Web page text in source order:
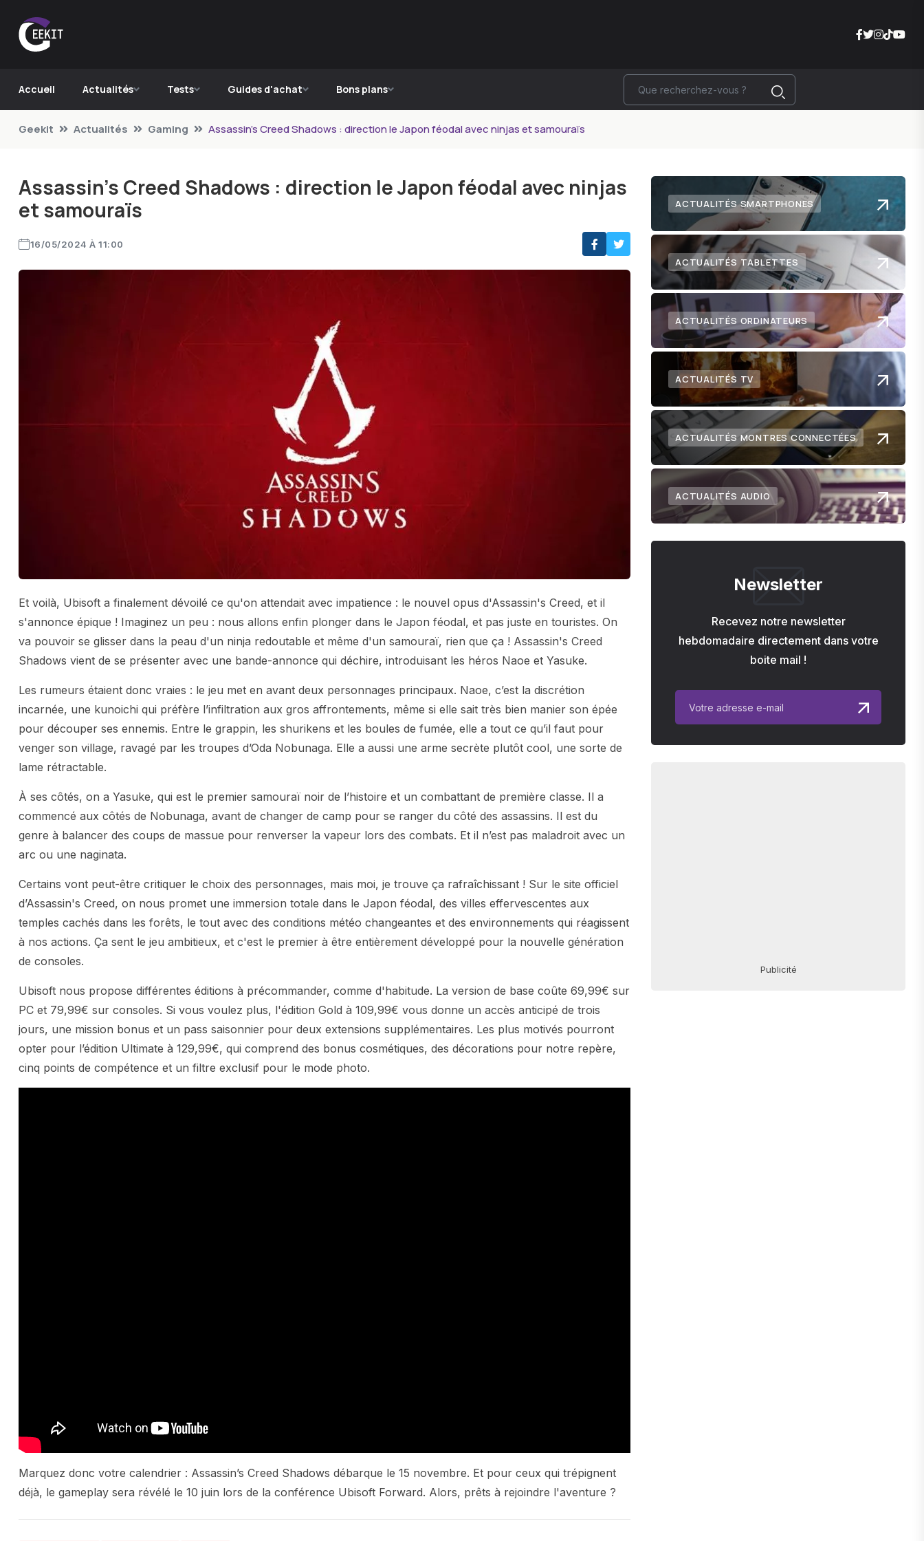
Accueil Actualités Tests Guides d'achat Bons plans
Geekit Actualités Gaming Assassin’s Creed Shadows : direction le Japon féodal avec ninjas et samouraïs
Assassin’s Creed Shadows : direction le Japon féodal avec ninjas
et samouraïs
16/05/2024 À 11:00
Et voilà, Ubisoft a finalement dévoilé ce qu'on attendait avec impatience : le nouvel opus d'Assassin's Creed, et il
s'annonce épique ! Imaginez un peu : nous allons enfin plonger dans le Japon féodal, et pas juste en touristes. On
va pouvoir se glisser dans la peau d'un ninja redoutable et même d'un samouraï, rien que ça ! Assassin's Creed
Shadows vient de se présenter avec une bande-annonce qui déchire, introduisant les héros Naoe et Yasuke.
Les rumeurs étaient donc vraies : le jeu met en avant deux personnages principaux. Naoe, c’est la discrétion
incarnée, une kunoichi qui préfère l’infiltration aux gros affrontements, même si elle sait très bien manier son épée
pour découper ses ennemis. Entre le grappin, les shurikens et les boules de fumée, elle a tout ce qu’il faut pour
venger son village, ravagé par les troupes d’Oda Nobunaga. Elle a aussi une arme secrète plutôt cool, une sorte de
lame rétractable.
À ses côtés, on a Yasuke, qui est le premier samouraï noir de l’histoire et un combattant de première classe. Il a
commencé aux côtés de Nobunaga, avant de changer de camp pour se ranger du côté des assassins. Il est du
genre à balancer des coups de massue pour renverser la vapeur lors des combats. Et il n’est pas maladroit avec un
arc ou une naginata.
Certains vont peut-être critiquer le choix des personnages, mais moi, je trouve ça rafraîchissant ! Sur le site officiel
d’Assassin's Creed, on nous promet une immersion totale dans le Japon féodal, des villes effervescentes aux
temples cachés dans les forêts, le tout avec des conditions météo changeantes et des environnements qui réagissent
à nos actions. Ça sent le jeu ambitieux, et c'est le premier à être entièrement développé pour la nouvelle génération
de consoles.
Ubisoft nous propose différentes éditions à précommander, comme d'habitude. La version de base coûte 69,99€ sur
PC et 79,99€ sur consoles. Si vous voulez plus, l'édition Gold à 109,99€ vous donne un accès anticipé de trois
jours, une mission bonus et un pass saisonnier pour deux extensions supplémentaires. Les plus motivés pourront
opter pour l’édition Ultimate à 129,99€, qui comprend des bonus cosmétiques, des décorations pour notre repère,
cinq points de compétence et un filtre exclusif pour le mode photo.
Marquez donc votre calendrier : Assassin’s Creed Shadows débarque le 15 novembre. Et pour ceux qui trépignent
déjà, le gameplay sera révélé le 10 juin lors de la conférence Ubisoft Forward. Alors, prêts à rejoindre l'aventure ?
ACTUALITÉS SMARTPHONES
ACTUALITÉS TABLETTES
ACTUALITÉS ORDINATEURS
ACTUALITÉS TV
ACTUALITÉS MONTRES CONNECTÉES
ACTUALITÉS AUDIO
Newsletter
Recevez notre newsletter
hebdomadaire directement dans votre
boite mail !
Publicité